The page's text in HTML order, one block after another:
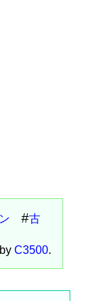
古
C3500.